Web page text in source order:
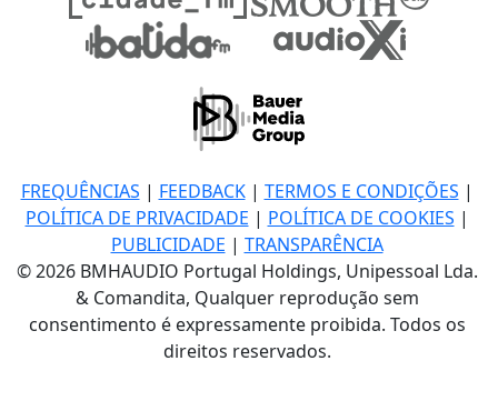
FREQUÊNCIAS | FEEDBACK| TERMOS E CONDIÇÕES |
POLÍTICA DE PRIVACIDADE | POLÍTICA DE COOKIES |
PUBLICIDADE | TRANSPARÊNCIA
© 2026 BMHAUDIO Portugal Holdings, Unipessoal Lda.
& Comandita, Qualquer reprodução sem
consentimento é expressamente proibida. Todos os
direitos reservados.